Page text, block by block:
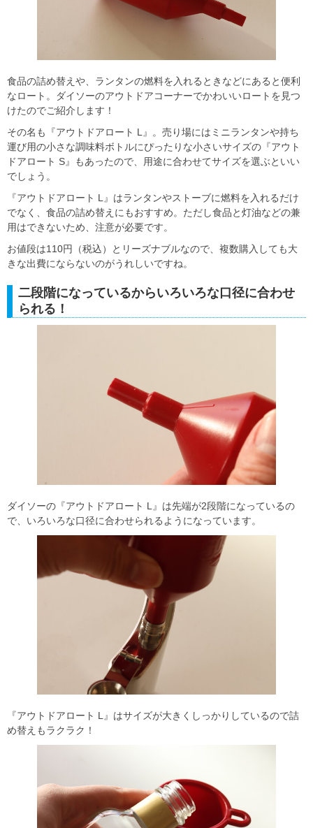
食品の詰め替えや、ランタンの燃料を入れるときなどにあると便利
なロート。ダイソーのアウトドアコーナーでかわいいロートを見つ
けたのでご紹介します！
その名も『アウトドアロート L』。売り場にはミニランタンや持ち
運び用の小さな調味料ボトルにぴったりな小さいサイズの『アウト
ドアロート S』もあったので、用途に合わせてサイズを選ぶといい
でしょう。
『アウトドアロート L』はランタンやストーブに燃料を入れるだけ
でなく、食品の詰め替えにもおすすめ。ただし食品と灯油などの兼
用はできないため、注意が必要です。
お値段は110円（税込）とリーズナブルなので、複数購入しても大
きな出費にならないのがうれしいですね。
二段階になっているからいろいろな口径に合わせ
られる！
ダイソーの『アウトドアロート L』は先端が2段階になっているの
で、いろいろな口径に合わせられるようになっています。
『アウトドアロート L』はサイズが大きくしっかりしているので詰
め替えもラクラク！